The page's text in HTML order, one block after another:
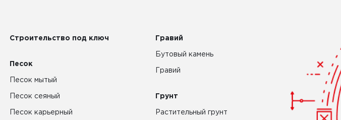
Строительство под ключ
Песок
Песок мытый
Песок сеяный
Песок карьерный
Гравий
Бутовый камень
Гравий
Грунт
Растительный грунт